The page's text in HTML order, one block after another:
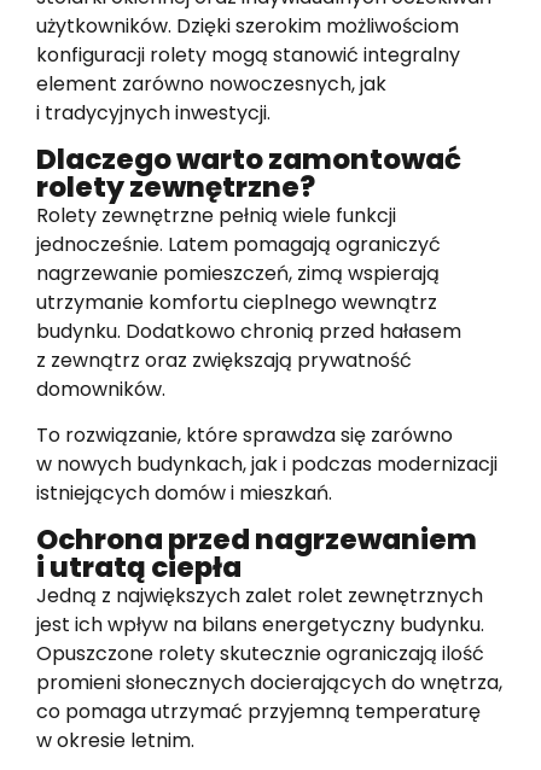
użytkowników. Dzięki szerokim możliwościom
konfiguracji rolety mogą stanowić integralny
element zarówno nowoczesnych, jak
i tradycyjnych inwestycji.
Dlaczego warto zamontować
rolety zewnętrzne?
Rolety zewnętrzne pełnią wiele funkcji
jednocześnie. Latem pomagają ograniczyć
nagrzewanie pomieszczeń, zimą wspierają
utrzymanie komfortu cieplnego wewnątrz
budynku. Dodatkowo chronią przed hałasem
z zewnątrz oraz zwiększają prywatność
domowników.
To rozwiązanie, które sprawdza się zarówno
w nowych budynkach, jak i podczas modernizacji
istniejących domów i mieszkań.
Ochrona przed nagrzewaniem
i utratą ciepła
Jedną z największych zalet rolet zewnętrznych
jest ich wpływ na bilans energetyczny budynku.
Opuszczone rolety skutecznie ograniczają ilość
promieni słonecznych docierających do wnętrza,
co pomaga utrzymać przyjemną temperaturę
w okresie letnim.